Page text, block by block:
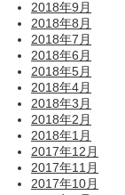
2018年9月
2018年8月
2018年7月
2018年6月
2018年5月
2018年4月
2018年3月
2018年2月
2018年1月
2017年12月
2017年11月
2017年10月